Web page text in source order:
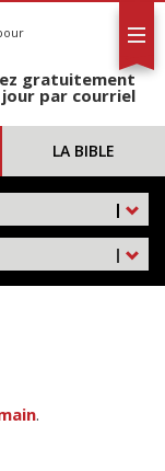
gratuitement
par courriel
LA BIBLE
|
|
.